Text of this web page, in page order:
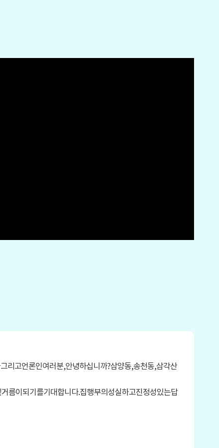
리고언론인여러분,안녕하십니까?삼양동,송천동,삼각산
름이되기를기대합니다.집행부의성실하고진정성있는답